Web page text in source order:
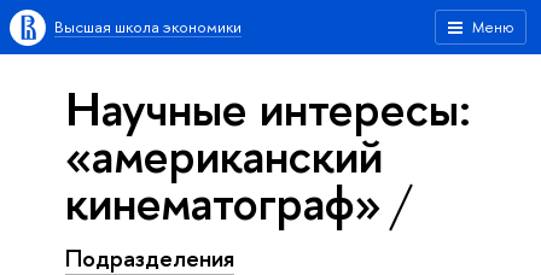
Меню
Высшая школа экономики
Научные интересы:
«американский
кинематограф»
Подразделения